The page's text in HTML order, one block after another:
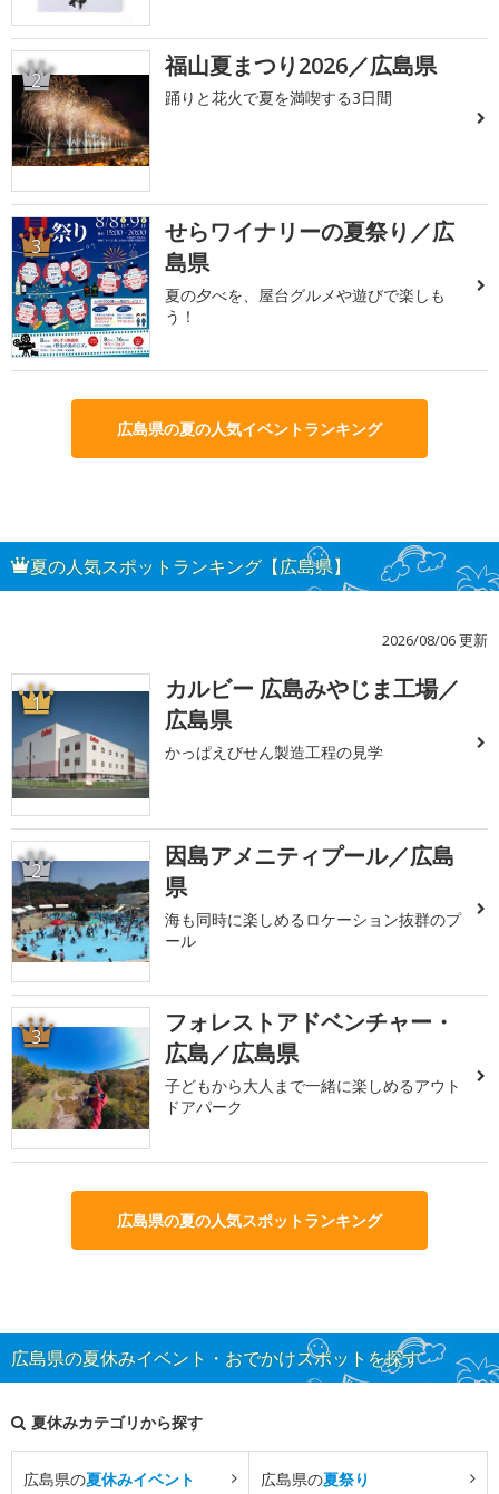
2 福山夏まつり2026／広島県
踊りと花火で夏を満喫する3日間
3
せらワイナリーの夏祭り／広
島県
夏の夕べを、屋台グルメや遊びで楽しも
う！
広島県の夏の人気イベントランキング
夏の人気スポットランキング【広島県】
2026/08/06 更新
1
カルビー 広島みやじま工場／
広島県
かっぱえびせん製造工程の見学
2
因島アメニティプール／広島
県
海も同時に楽しめるロケーション抜群のプ
ール
3
フォレストアドベンチャー・
広島／広島県
子どもから大人まで一緒に楽しめるアウト
ドアパーク
広島県の夏の人気スポットランキング
広島県の夏休みイベント・おでかけスポットを探す
夏休みカテゴリから探す
広島県の夏休みイベント 広島県の夏祭り